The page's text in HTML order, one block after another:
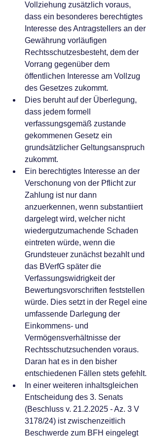
Vollziehung zusätzlich voraus,
dass ein besonderes berechtigtes
Interesse des Antragstellers an der
Gewährung vorläufigen
Rechtsschutzesbesteht, dem der
Vorrang gegenüber dem
öffentlichen Interesse am Vollzug
des Gesetzes zukommt.
Dies beruht auf der Überlegung,
dass jedem formell
verfassungsgemäß zustande
gekommenen Gesetz ein
grundsätzlicher Geltungsanspruch
zukommt.
Ein berechtigtes Interesse an der
Verschonung von der Pflicht zur
Zahlung ist nur dann
anzuerkennen, wenn substantiiert
dargelegt wird, welcher nicht
wiedergutzumachende Schaden
eintreten würde, wenn die
Grundsteuer zunächst bezahlt und
das BVerfG später die
Verfassungswidrigkeit der
Bewertungsvorschriften feststellen
würde. Dies setzt in der Regel eine
umfassende Darlegung der
Einkommens- und
Vermögensverhältnisse der
Rechtsschutzsuchenden voraus.
Daran hat es in den bisher
entschiedenen Fällen stets gefehlt.
In einer weiteren inhaltsgleichen
Entscheidung des 3. Senats
(Beschluss v. 21.2.2025 - Az. 3 V
3178/24) ist zwischenzeitlich
Beschwerde zum BFH eingelegt